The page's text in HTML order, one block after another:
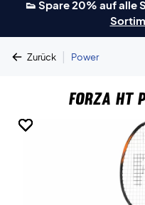
👟 Spare 20% auf alle
Zurück | Power
Forza HT